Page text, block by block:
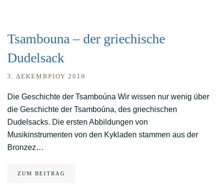
Tsambouna – der griechische
Dudelsack
3. ΔΕΚΕΜΒΡΊΟΥ 2010
Die Geschichte der Tsamboúna Wir wissen nur wenig über
die Geschichte der Tsamboúna, des griechischen
Dudelsacks. Die ersten Abbildungen von
Musikinstrumenten von den Kykladen stammen aus der
Bronzez…
ZUM BEITRAG